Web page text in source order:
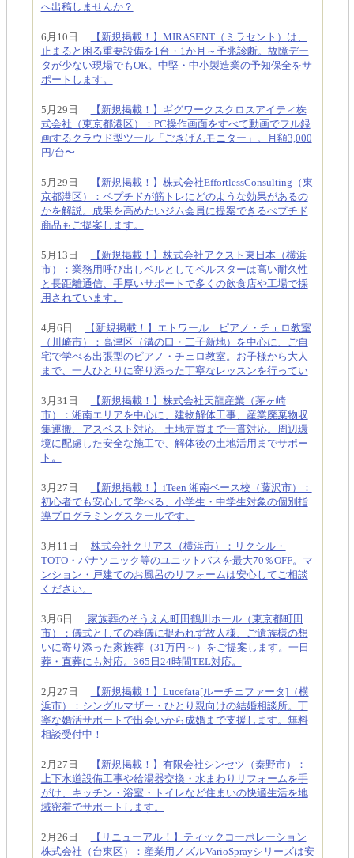
へ出稿しませんか？
6月10日
【新規掲載！】MIRASENT（ミラセント）は、
止まると困る重要設備を1台・1か月～予兆診断。故障デー
タが少ない現場でもOK。中堅・中小製造業の予知保全をサ
ポートします。
5月29日
【新規掲載！】ギグワークスクロスアイティ株
式会社（東京都港区）：PC操作画面をすべて動画でフル録
画するクラウド型ツール「ごきげんモニター」。月額3,000
円/台〜
5月29日
【新規掲載！】株式会社EffortlessConsulting（東
京都港区）：ペプチドが筋トレにどのような効果があるの
かを解説。成果を高めたいジム会員に提案できるぺプチド
商品もご提案します。
5月13日
【新規掲載！】株式会社アクスト東日本（横浜
市）：業務用呼び出しベルとしてベルスターは高い耐久性
と長距離通信、手厚いサポートで多くの飲食店や工場で採
用されています。
4月6日
【新規掲載！】エトワール ピアノ・チェロ教室
（川崎市）：高津区（溝の口・二子新地）を中心に、ご自
宅で学べる出張型のピアノ・チェロ教室。お子様から大人
まで、一人ひとりに寄り添った丁寧なレッスンを行ってい
3月31日
【新規掲載！】株式会社天龍産業（茅ヶ崎
市）：湘南エリアを中心に、建物解体工事、産業廃棄物収
集運搬、アスベスト対応、土地売買まで一貫対応。周辺環
境に配慮した安全な施工で、解体後の土地活用までサポー
ト。
3月27日
【新規掲載！】iTeen 湘南ベース校（藤沢市）：
初心者でも安心して学べる、小学生・中学生対象の個別指
導プログラミングスクールです。
3月11日 株式会社クリアス（横浜市）：リクシル・
TOTO・パナソニック等のユニットバスを最大70％OFF。マ
ンション・戸建てのお風呂のリフォームは安心してご相談
ください。
3月6日
家族葬のそうえん町田鶴川ホール（東京都町田
市）：儀式としての葬儀に捉われず故人様、ご遺族様の想
いに寄り添った家族葬（31万円～）をご提案します。一日
葬・直葬にも対応。365日24時間TEL対応。
2月27日
【新規掲載！】Lucefata[ルーチェファータ]（横
浜市）：シングルマザー・ひとり親向けの結婚相談所。丁
寧な婚活サポートで出会いから成婚まで支援します。無料
相談受付中！
2月27日
【新規掲載！】有限会社シンセツ（秦野市）：
上下水道設備工事や給湯器交換・水まわりリフォームを手
がけ、キッチン・浴室・トイレなど住まいの快適生活を地
域密着でサポートします。
2月26日
【リニューアル！】ティックコーポレーション
株式会社（台東区）：産業用ノズルVarioSprayシリーズは安